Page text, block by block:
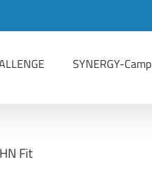
SYNERGY-Camp
Fit